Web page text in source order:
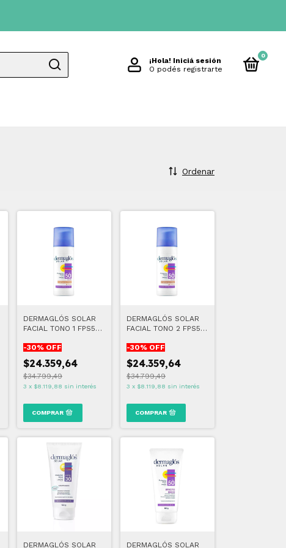
¡Hola! Iniciá sesión
O podés registrarte
0
Ordenar
DERMAGLÓS SOLAR
FACIAL TONO 1 FPS50
-30% OFF
$24.359,64
$34.799,49
3 x $8.119,88 sin interés
DERMAGLÓS SOLAR
FACIAL TONO 2 FPS50
-30% OFF
$24.359,64
$34.799,49
3 x $8.119,88 sin interés
DERMAGLÓS SOLAR
DERMAGLÓS SOLAR